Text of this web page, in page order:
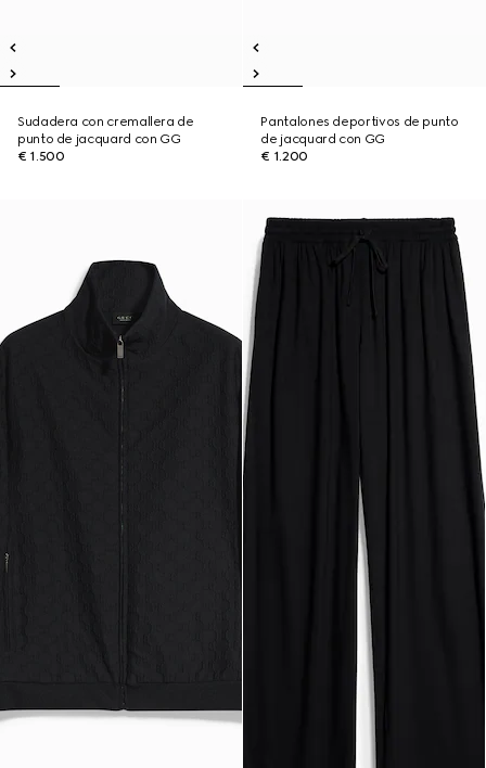
Sudadera con cremallera de
punto de jacquard con GG
€ 1.500
Pantalones deportivos de punto
de jacquard con GG
€ 1.200